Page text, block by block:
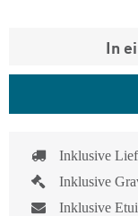
In
Inklusive
Inklusive
Inklusive Etui